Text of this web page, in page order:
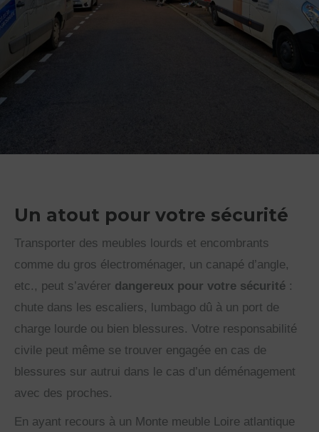
Un atout pour votre sécurité
Transporter des meubles lourds et encombrants
comme du gros électroménager, un canapé d’angle,
etc., peut s’avérer dangereux pour votre sécurité :
chute dans les escaliers, lumbago dû à un port de
charge lourde ou bien blessures. Votre responsabilité
civile peut même se trouver engagée en cas de
blessures sur autrui dans le cas d’un déménagement
avec des proches.
En ayant recours à un Monte meuble Loire atlantique